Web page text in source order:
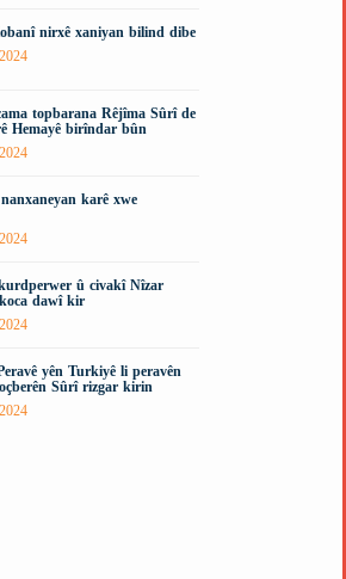
nirxê xaniyan bilind dibe
topbarana Rêjîma Sûrî de
Hemayê birîndar bûn
karê xwe
û civakî Nîzar
dawî kir
yên Turkiyê li peravên
Sûrî rizgar kirin